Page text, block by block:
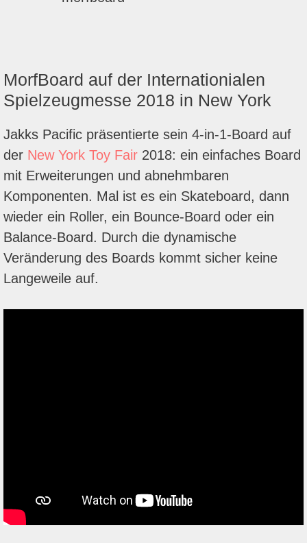
MorfBoard auf der Internationialen
Spielzeugmesse 2018 in New York
Jakks Pacific präsentierte sein 4-in-1-Board auf
der New York Toy Fair 2018: ein einfaches Board
mit Erweiterungen und abnehmbaren
Komponenten. Mal ist es ein Skateboard, dann
wieder ein Roller, ein Bounce-Board oder ein
Balance-Board. Durch die dynamische
Veränderung des Boards kommt sicher keine
Langeweile auf.